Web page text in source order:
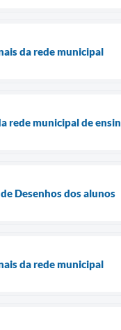
da rede municipal
rede municipal de
Desenhos dos alunos
da rede municipal